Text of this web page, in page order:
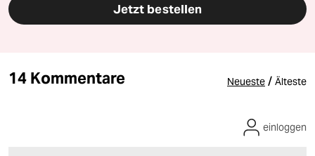
Jetzt bestellen
14 Kommentare Neueste / Älteste
einloggen